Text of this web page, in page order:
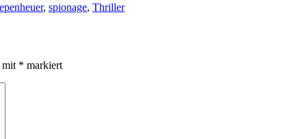
, spionage, Thriller
mit * markiert